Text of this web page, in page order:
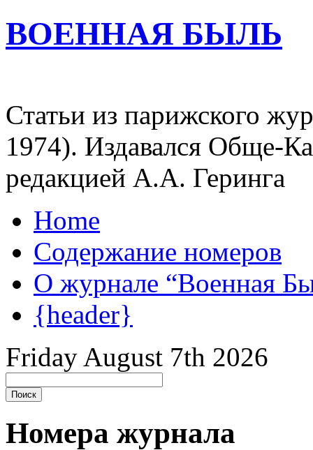
ВОЕННАЯ БЫЛЬ
Статьи из парижского
1974). Издавался Обще-
редакцией А.А. Геринга
Home
Содержание номеров
О журнале “Военная
{header}
Friday August 7th 2026
Номера журнала